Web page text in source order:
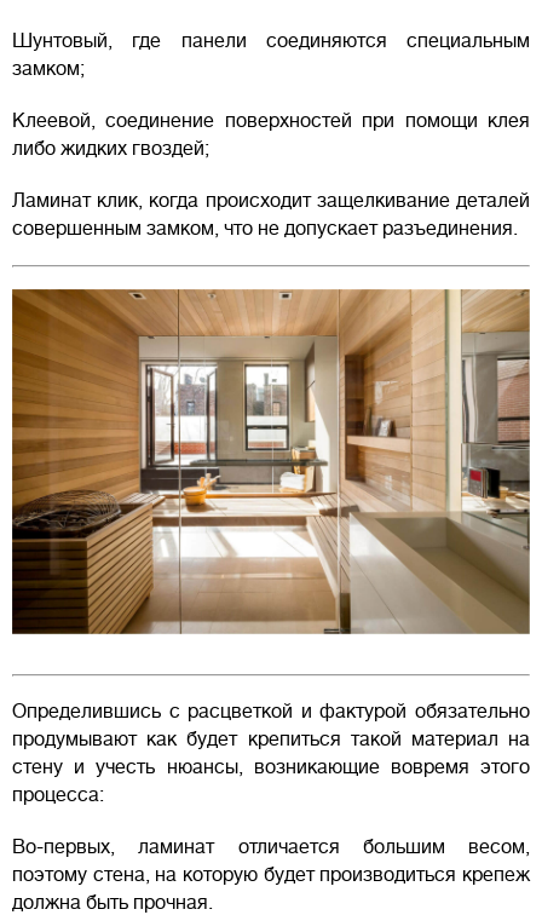
Шунтовый, где панели соединяются специальным
замком;
Клеевой, соединение поверхностей при помощи клея
либо жидких гвоздей;
Ламинат клик, когда происходит защелкивание деталей
совершенным замком, что не допускает разъединения.
Определившись с расцветкой и фактурой обязательно
продумывают как будет крепиться такой материал на
стену и учесть нюансы, возникающие вовремя этого
процесса:
Во-первых, ламинат отличается большим весом,
поэтому стена, на которую будет производиться крепеж
должна быть прочная.